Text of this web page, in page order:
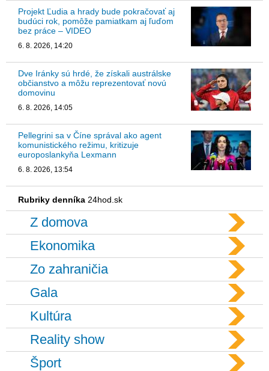
Projekt Ľudia a hrady bude pokračovať aj
budúci rok, pomôže pamiatkam aj ľuďom
bez práce – VIDEO
6. 8. 2026, 14:20
Dve Iránky sú hrdé, že získali austrálske
občianstvo a môžu reprezentovať novú
domovinu
6. 8. 2026, 14:05
Pellegrini sa v Číne správal ako agent
komunistického režimu, kritizuje
europoslankyňa Lexmann
6. 8. 2026, 13:54
Rubriky denníka 24hod.sk
Z domova
Ekonomika
Zo zahraničia
Gala
Kultúra
Reality show
Šport